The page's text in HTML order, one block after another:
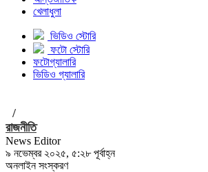
খেলাধুলা
ভিডিও স্টোরি
ফটো স্টোরি
ফটোগ্যালারি
ভিডিও গ্যালারি
/
রাজনীতি
News Editor
৯ নভেম্বর ২০২৫, ৫:২৮ পূর্বাহ্ন
অনলাইন সংস্করণ